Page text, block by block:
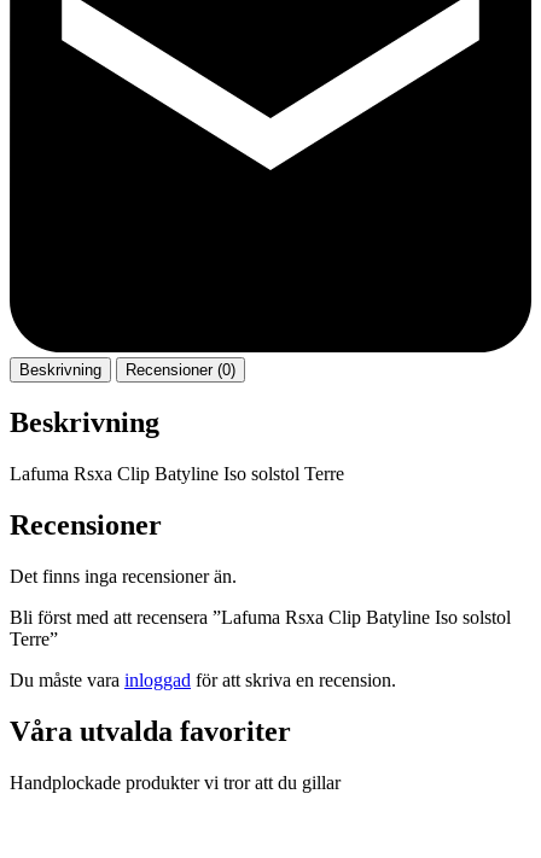
Beskrivning Recensioner (0)
Beskrivning
Lafuma Rsxa Clip Batyline Iso solstol Terre
Recensioner
Det finns inga recensioner än.
Bli först med att recensera ”Lafuma Rsxa Clip Batyline Iso solstol
Terre”
Du måste vara inloggad för att skriva en recension.
Våra utvalda favoriter
Handplockade produkter vi tror att du gillar